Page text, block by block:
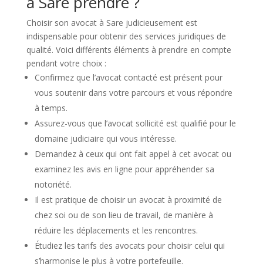
Choisir son avocat à Sare judicieusement est
indispensable pour obtenir des services juridiques de
qualité. Voici différents éléments à prendre en compte
pendant votre choix :
Confirmez que l’avocat contacté est présent pour
vous soutenir dans votre parcours et vous répondre
à temps.
Assurez-vous que l’avocat sollicité est qualifié pour le
domaine judiciaire qui vous intéresse.
Demandez à ceux qui ont fait appel à cet avocat ou
examinez les avis en ligne pour appréhender sa
notoriété.
Il est pratique de choisir un avocat à proximité de
chez soi ou de son lieu de travail, de manière à
réduire les déplacements et les rencontres.
Étudiez les tarifs des avocats pour choisir celui qui
s’harmonise le plus à votre portefeuille.